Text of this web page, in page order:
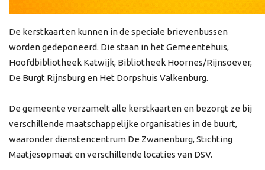
De kerstkaarten kunnen in de speciale brievenbussen
worden gedeponeerd. Die staan in het Gemeentehuis,
Hoofdbibliotheek Katwijk, Bibliotheek Hoornes/Rijnsoever,
De Burgt Rijnsburg en Het Dorpshuis Valkenburg.
De gemeente verzamelt alle kerstkaarten en bezorgt ze bij
verschillende maatschappelijke organisaties in de buurt,
waaronder dienstencentrum De Zwanenburg, Stichting
Maatjesopmaat en verschillende locaties van DSV.